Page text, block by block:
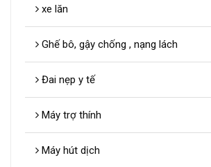
xe lăn
Ghế bô, gậy chống , nạng lách
Đai nẹp y tế
Máy trợ thính
Máy hút dịch